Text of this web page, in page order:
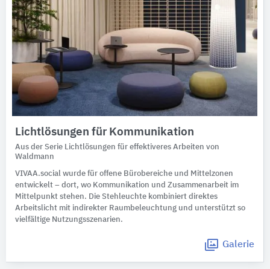
Lichtlösungen für Kommunikation
Aus der Serie Lichtlösungen für effektiveres Arbeiten von
Waldmann
VIVAA.social wurde für offene Bürobereiche und Mittelzonen
entwickelt – dort, wo Kommunikation und Zusammenarbeit im
Mittelpunkt stehen. Die Stehleuchte kombiniert direktes
Arbeitslicht mit indirekter Raumbeleuchtung und unterstützt so
vielfältige Nutzungsszenarien.
Galerie